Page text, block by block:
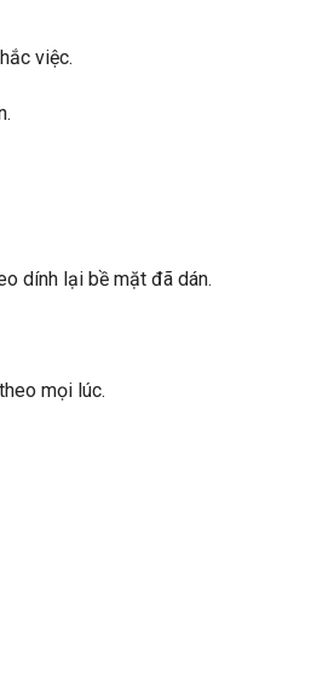
việc.
dính lại bề mặt đã dán.
mọi lúc.